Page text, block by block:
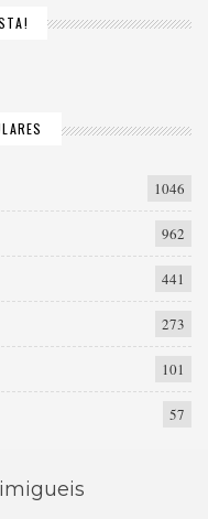
1046
962
441
273
101
57